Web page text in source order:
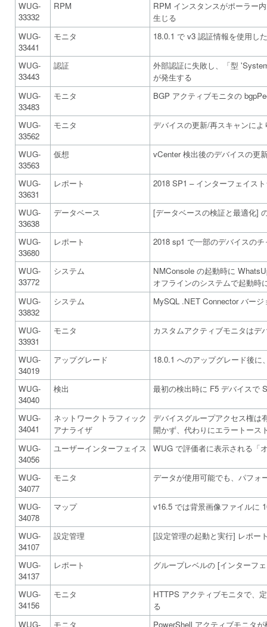
WUG-
33332
RPM
RPM インスタンスがポーラー
生じる
WUG-
33441
モニタ 18.0.1 で v3 認証情報を使用し
WUG-
33443
認証
外部認証に失敗し、「型
が発生する
WUG-
33483
モニタ BGP アクティブモニタの
WUG-
33562
モニタ デバイスの更新/再スキャンに
WUG-
33563
仮想 vCenter 検出後のデバイスの更
WUG-
33631
レポート 2018 SP1 – インターフェイス
WUG-
33638
データベース [データベースの検証と最適化]
WUG-
33680
レポート 2018 sp1 で一部のデバイスの
WUG-
33772
システム
NMConsole の起動時に
オフラインのシステムで起動時
WUG-
33832
システム MySQL .NET Connector バー
WUG-
33931
モニタ カスタムアクティブモニタはデ
WUG-
34019
アップグレード 18.0.1 へのアップグレード後
WUG-
34040
検出 最初の検出時に F5 デバイスで
WUG-
34041
ネットワークトラフィック
アナライザ
デバイスグループアクセス権は
開かず、代わりにエラートース
WUG-
34056
ユーザーインターフェイス WUG で評価者に表示される「
WUG-
34077
モニタ データが使用可能でも、パフォ
WUG-
34078
マップ v16.5 では背景画像ファイルに
WUG-
34107
設定管理 [設定管理の起動と実行] レポー
WUG-
34137
レポート グループレベルの [インターフ
WUG-
34156
モニタ
HTTPS アクティブモニタで、
る
WUG-
モニタ PowerShell アクティブモニタ